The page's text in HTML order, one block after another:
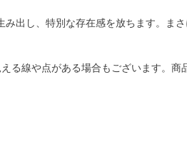
出し、特別な存在感を放ちます。ま
る線や点がある場合もございます。商